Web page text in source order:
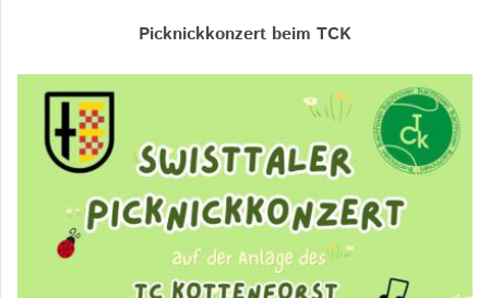
Picknickkonzert beim TCK